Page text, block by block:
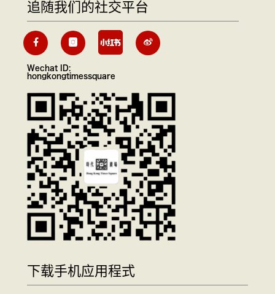
追随我们的社交平台
Wechat ID:
hongkongtimessquare
下载手机应用程式